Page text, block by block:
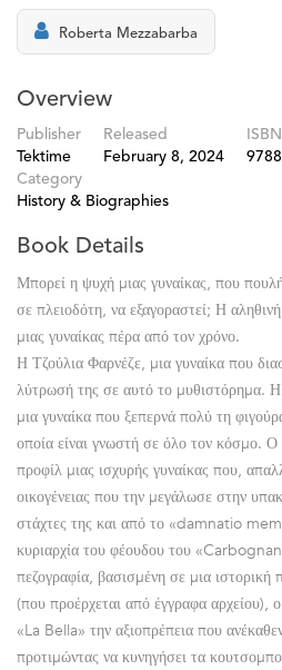
Roberta Mezzabarba
Overview
Publisher
Tektime
Released
February 8, 2024
ISBN
Category
History & Biographies
Book Details
Μπορεί η ψυχή μιας γυναίκας, που
σε πλειοδότη, να εξαγοραστεί; Η
μιας γυναίκας πέρα από τον χρόνο.
Η Τζούλια Φαρνέζε, μια γυναίκα που
λύτρωσή της σε αυτό το μυθιστόρημα. Η
μια γυναίκα που ξεπερνά πολύ τη
οποία είναι γνωστή σε όλο τον κόσμο. Ο
προφίλ μιας ισχυρής γυναίκας που,
οικογένειας που την μεγάλωσε στην
στάχτες της και από το «damnatio
κυριαρχία του φέουδου του
πεζογραφία, βασισμένη σε μια
(που προέρχεται από έγγραφα αρχείου),
«La Bella» την αξιοπρέπεια που
προτιμώντας να κυνηγήσει τα